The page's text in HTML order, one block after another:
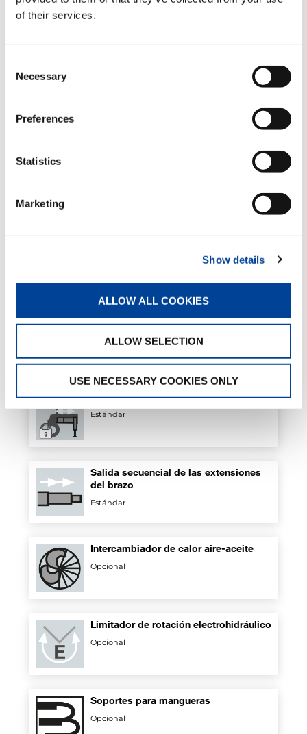
of their services.
Selection
Necessary
Preferences
Statistics
Marketing
Show details
ALLOW ALL COOKIES
ALLOW SELECTION
USE NECESSARY COOKIES ONLY
Estabilizadores abatibles manuales
Cremallera
Estándar
Kit de seguridad para estabilizadores
Estándar
Salida secuencial de las extensiones
del brazo
Estándar
Intercambiador de calor aire-aceite
Opcional
Limitador de rotación electrohidráulico
Opcional
Soportes para mangueras
Opcional